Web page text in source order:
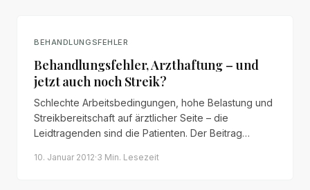
BEHANDLUNGSFEHLER
Behandlungsfehler, Arzthaftung – und
jetzt auch noch Streik?
Schlechte Arbeitsbedingungen, hohe Belastung und
Streikbereitschaft auf ärztlicher Seite – die
Leidtragenden sind die Patienten. Der Beitrag
das Risiko für Behandlungsfehler und Fehldiagnosen
10. Januar 2012·3 Min. Lesezeit